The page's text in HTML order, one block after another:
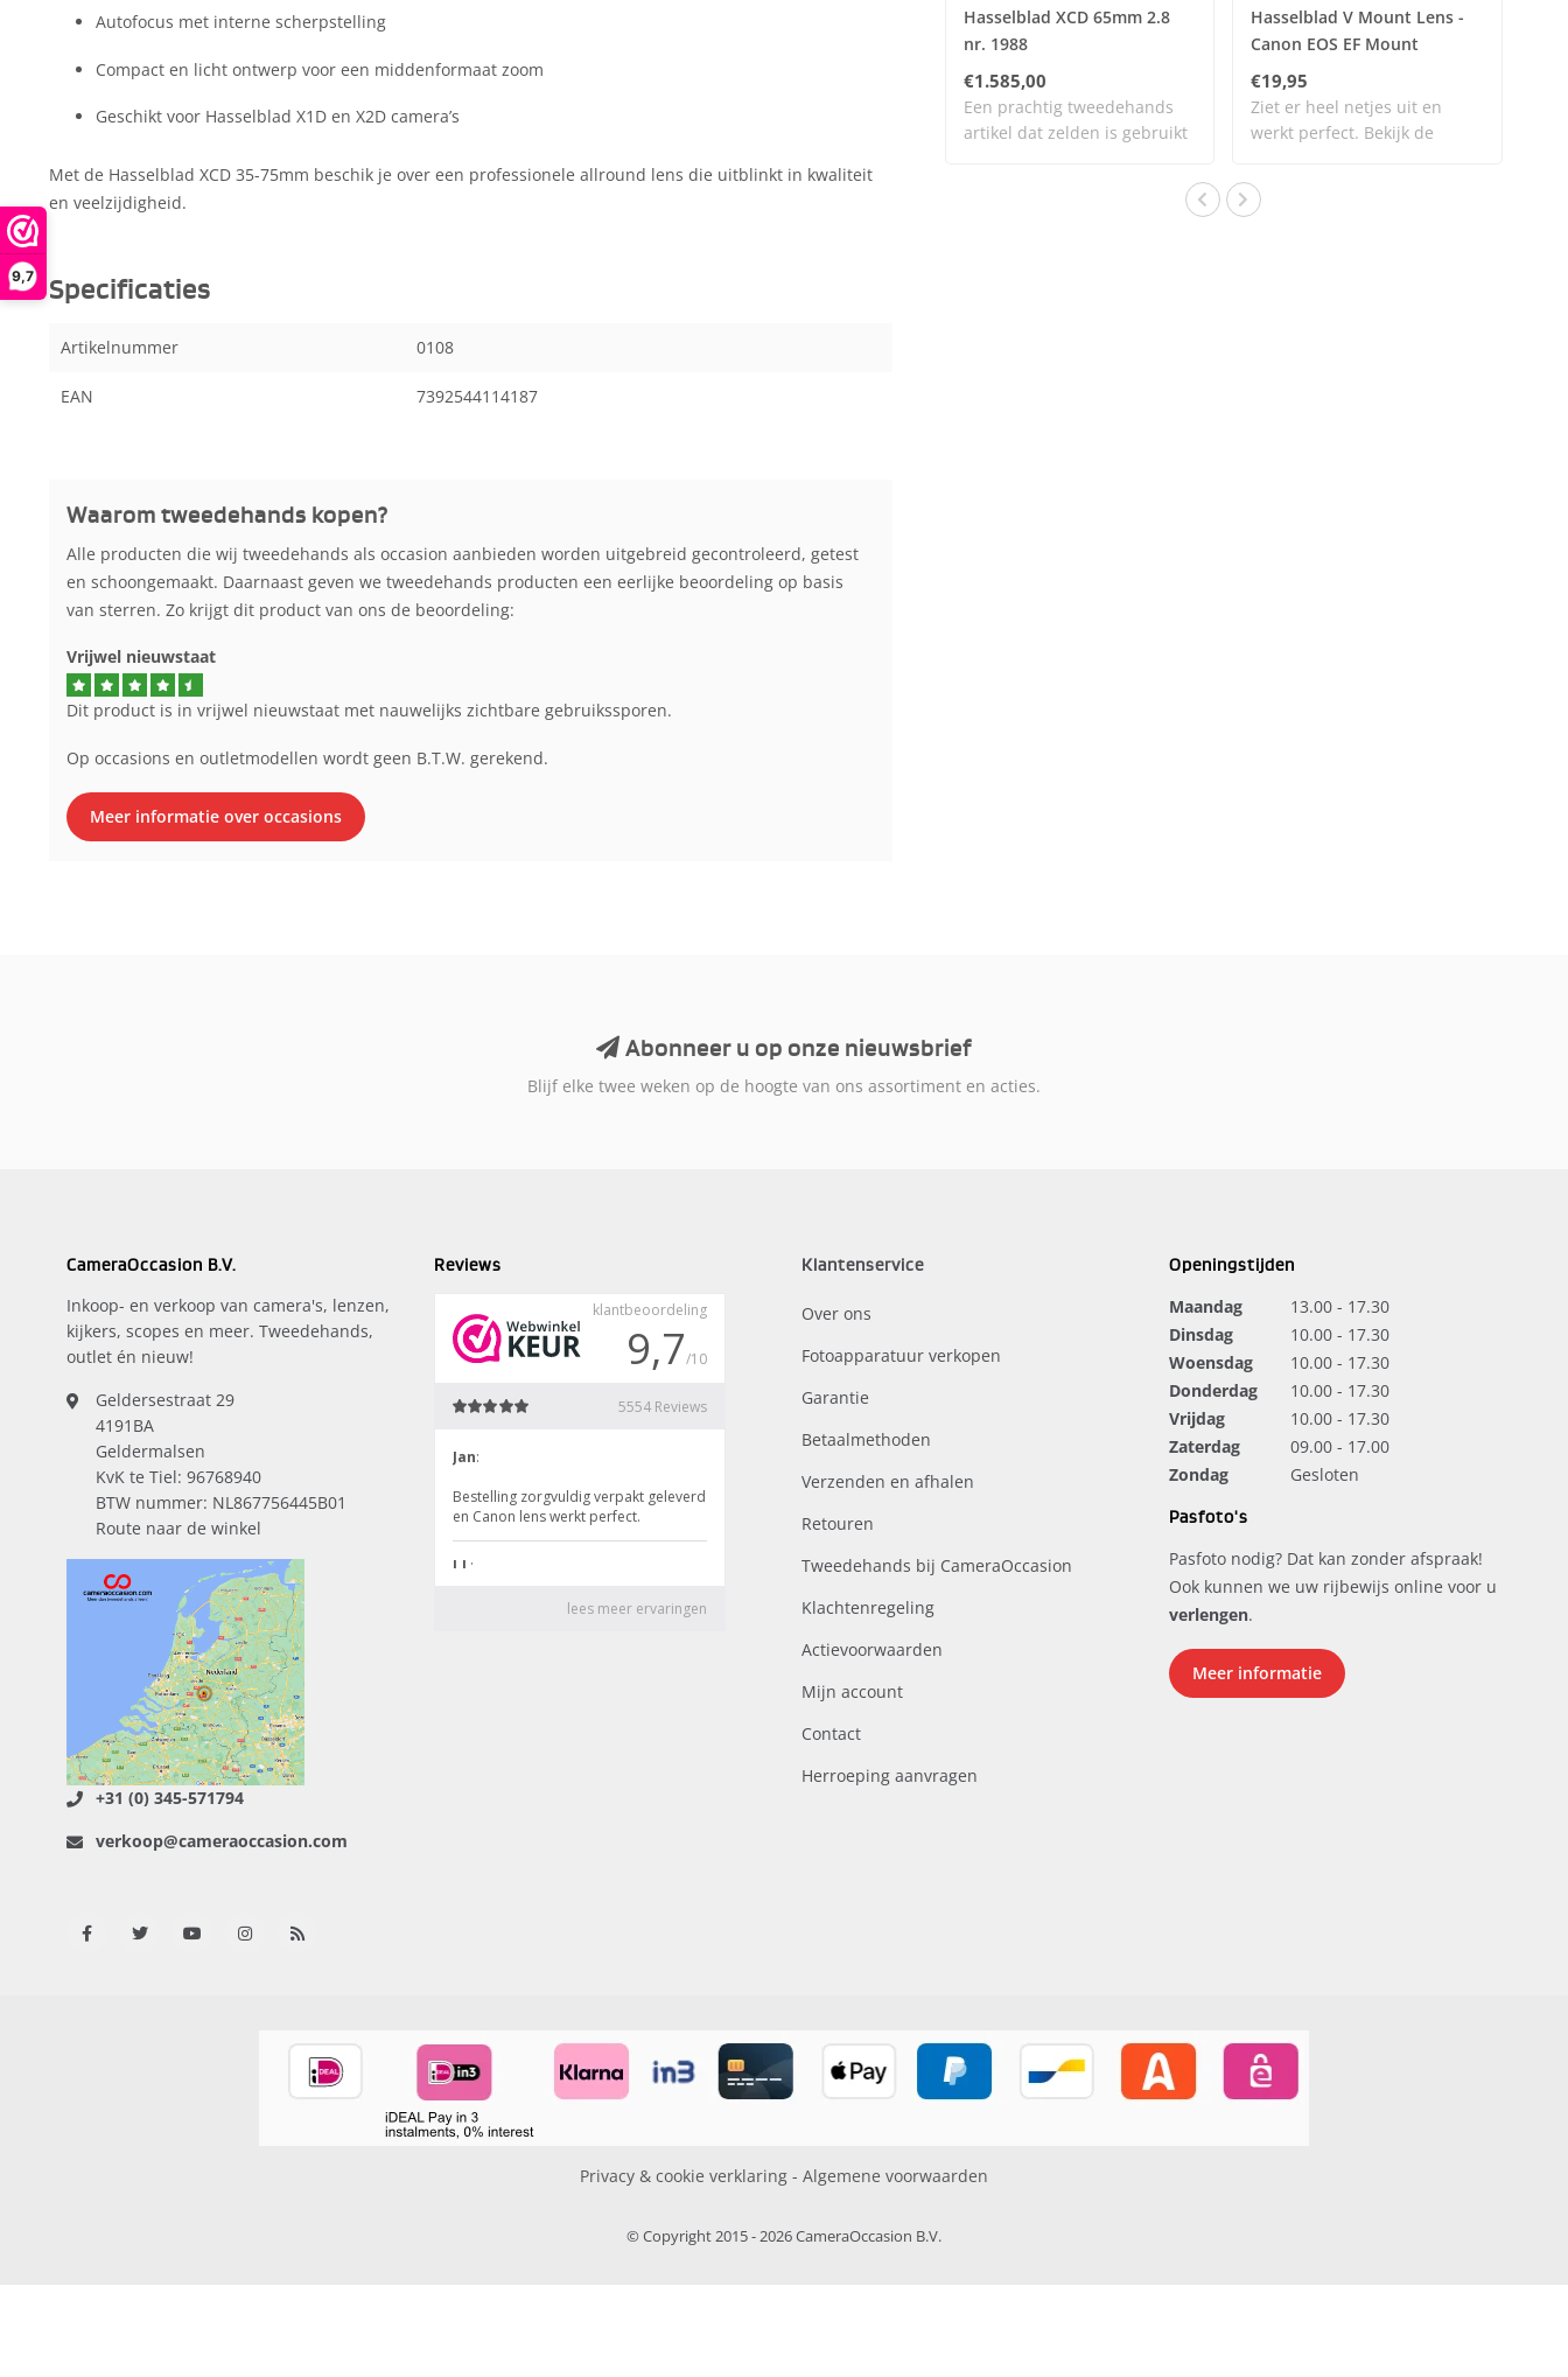
9,7
Autofocus met interne scherpstelling
Compact en licht ontwerp voor een middenformaat zoom
Geschikt voor Hasselblad X1D en X2D camera’s
Met de Hasselblad XCD 35-75mm beschik je over een professionele allround lens die uitblinkt in kwaliteit
en veelzijdigheid.
Specificaties
Artikelnummer 0108
EAN 7392544114187
Waarom tweedehands kopen?
Alle producten die wij tweedehands als occasion aanbieden worden uitgebreid gecontroleerd, getest
en schoongemaakt. Daarnaast geven we tweedehands producten een eerlijke beoordeling op basis
van sterren. Zo krijgt dit product van ons de beoordeling:
Vrijwel nieuwstaat
Dit product is in vrijwel nieuwstaat met nauwelijks zichtbare gebruikssporen.
Op occasions en outletmodellen wordt geen B.T.W. gerekend.
Meer informatie over occasions
Hasselblad XCD 65mm 2.8
nr. 1988
€1.585,00
Een prachtig tweedehands
artikel dat zelden is gebruikt
Hasselblad V Mount Lens -
Canon EOS EF Mount
Adapter nr. 3148
€19,95
Ziet er heel netjes uit en
werkt perfect. Bekijk de
Abonneer u op onze nieuwsbrief
Blijf elke twee weken op de hoogte van ons assortiment en acties.
CameraOccasion B.V.
Inkoop- en verkoop van camera's, lenzen,
kijkers, scopes en meer. Tweedehands,
outlet én nieuw!
Geldersestraat 29
4191BA
Geldermalsen
KvK te Tiel: 96768940
BTW nummer: NL867756445B01
Route naar de winkel
+31 (0) 345-571794
verkoop@cameraoccasion.com
Reviews Klantenservice
Over ons
Fotoapparatuur verkopen
Garantie
Betaalmethoden
Verzenden en afhalen
Retouren
Tweedehands bij CameraOccasion
Klachtenregeling
Actievoorwaarden
Mijn account
Contact
Herroeping aanvragen
Openingstijden
Maandag
13.00 - 17.30
Dinsdag
10.00 - 17.30
Woensdag
10.00 - 17.30
Donderdag
10.00 - 17.30
Vrijdag
10.00 - 17.30
Zaterdag
09.00 - 17.00
Zondag
Gesloten
Pasfoto's
Pasfoto nodig? Dat kan zonder afspraak!
Ook kunnen we uw rijbewijs online voor u
verlengen.
Meer informatie
Privacy & cookie verklaring - Algemene voorwaarden
© Copyright 2015 - 2026 CameraOccasion B.V.